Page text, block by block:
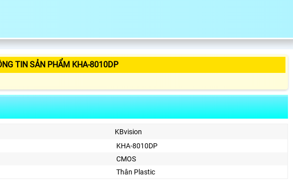
TIN SẢN PHẨM KHA-8010DP
KBvision
KHA-8010DP
CMOS
Thân Plastic